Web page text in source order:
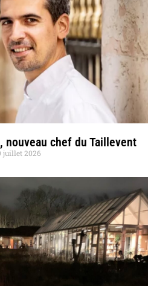
nouveau chef du Taillevent
juillet 2026